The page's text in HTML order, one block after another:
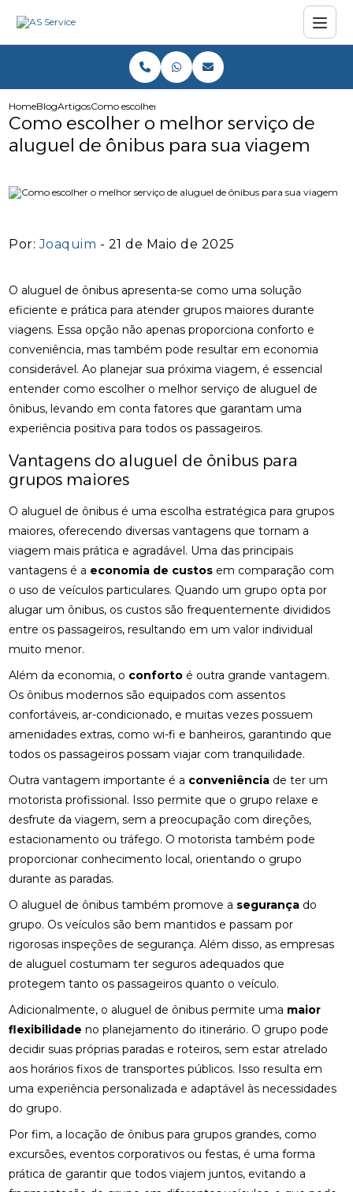
HomeBlogArtigosComo escolher o melhor serviço de aluguel de ônibus
Como escolher o melhor serviço de
aluguel de ônibus para sua viagem
Por:Joaquim - 21 de Maio de 2025
O aluguel de ônibus apresenta-se como uma solução
eficiente e prática para atender grupos maiores durante
viagens. Essa opção não apenas proporciona conforto e
conveniência, mas também pode resultar em economia
considerável. Ao planejar sua próxima viagem, é essencial
entender como escolher o melhor serviço de aluguel de
ônibus, levando em conta fatores que garantam uma
experiência positiva para todos os passageiros.
Vantagens do aluguel de ônibus para
grupos maiores
O aluguel de ônibus é uma escolha estratégica para grupos
maiores, oferecendo diversas vantagens que tornam a
viagem mais prática e agradável. Uma das principais
vantagens é a economia de custos em comparação com
o uso de veículos particulares. Quando um grupo opta por
alugar um ônibus, os custos são frequentemente divididos
entre os passageiros, resultando em um valor individual
muito menor.
Além da economia, o conforto é outra grande vantagem.
Os ônibus modernos são equipados com assentos
confortáveis, ar-condicionado, e muitas vezes possuem
amenidades extras, como wi-fi e banheiros, garantindo que
todos os passageiros possam viajar com tranquilidade.
Outra vantagem importante é a conveniência de ter um
motorista profissional. Isso permite que o grupo relaxe e
desfrute da viagem, sem a preocupação com direções,
estacionamento ou tráfego. O motorista também pode
proporcionar conhecimento local, orientando o grupo
durante as paradas.
O aluguel de ônibus também promove a segurança do
grupo. Os veículos são bem mantidos e passam por
rigorosas inspeções de segurança. Além disso, as empresas
de aluguel costumam ter seguros adequados que
protegem tanto os passageiros quanto o veículo.
Adicionalmente, o aluguel de ônibus permite uma maior
flexibilidade no planejamento do itinerário. O grupo pode
decidir suas próprias paradas e roteiros, sem estar atrelado
aos horários fixos de transportes públicos. Isso resulta em
uma experiência personalizada e adaptável às necessidades
do grupo.
Por fim, a locação de ônibus para grupos grandes, como
excursões, eventos corporativos ou festas, é uma forma
prática de garantir que todos viajem juntos, evitando a